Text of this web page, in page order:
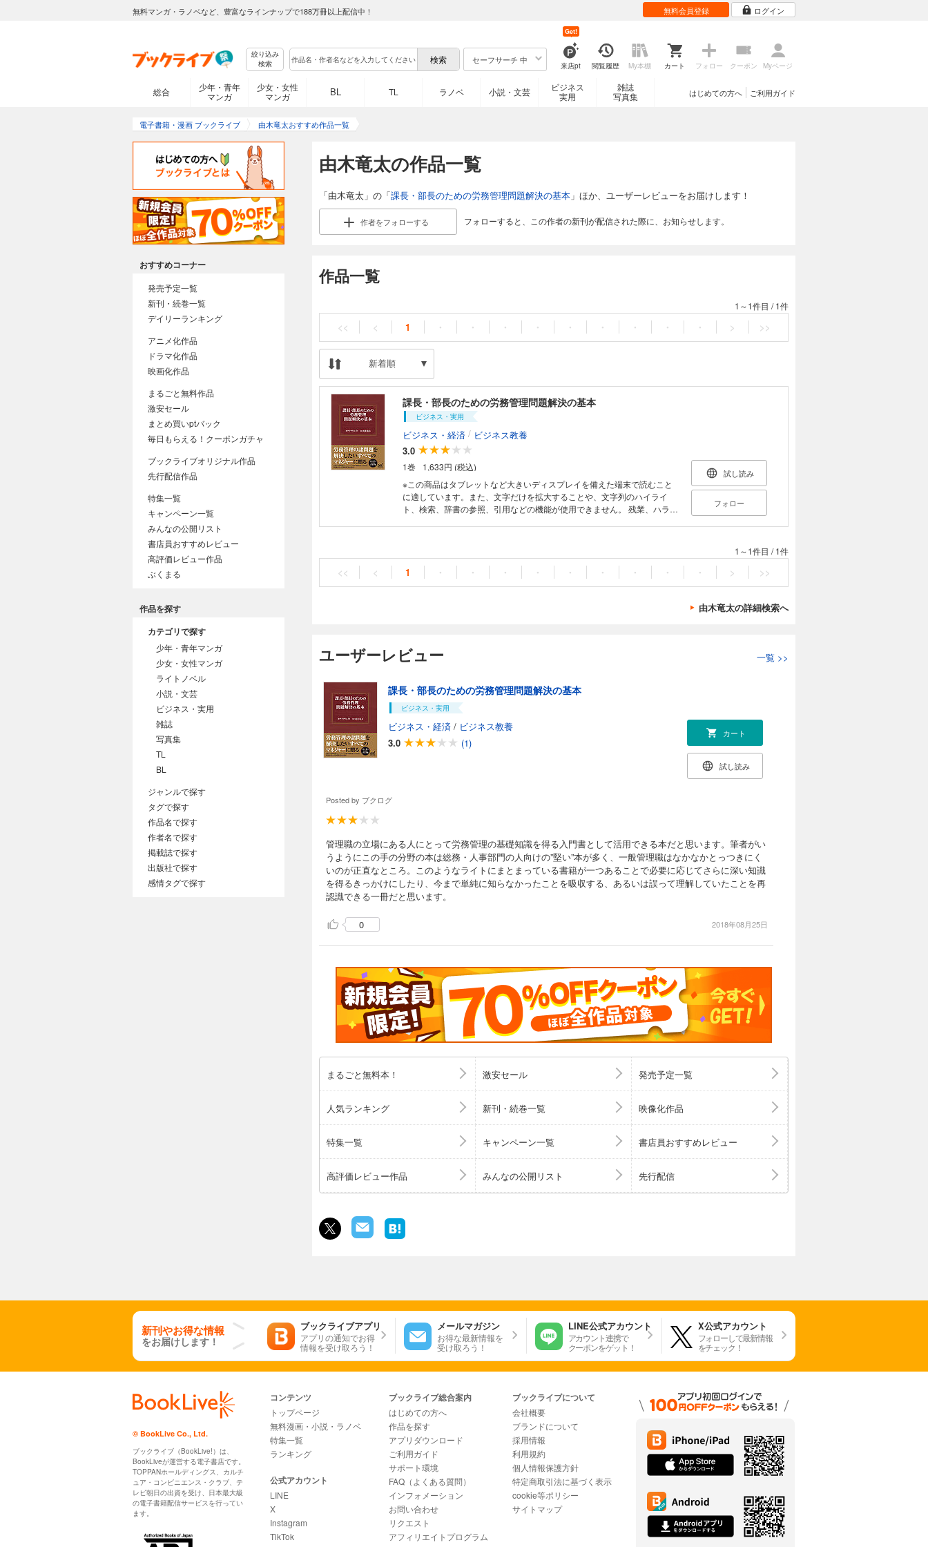
無料マンガ・ラノベなど、豊富なラインナップで188万冊以上配信中！ 無料会員登録 ログイン
絞り込み
検索
セーフサーチ 中
来店pt
Get!
閲覧履歴 My本棚 カート フォロー クーポン Myページ
総合
少年・青年
マンガ
少女・女性
マンガ
BL TL ラノベ 小説・文芸
ビジネス
実用
雑誌
写真集
ご利用ガイド
はじめての方へ
電子書籍・漫画 ブックライブ 由木竜太おすすめ作品一覧
由木竜太の作品一覧
「由木竜太」の「課長・部長のための労務管理問題解決の基本 」ほか、ユーザーレビューをお届けします！
作者をフォローする フォローすると、この作者の新刊が配信された際に、お知らせします。
作品一覧
1～1件目 /1件
<< < 1 ・ ・ ・ ・ ・ ・ ・ ・ ・ > >>
新着順
課長・部長のための労務管理問題解決の基本
ビジネス・実用
ビジネス・経済 / ビジネス教養
3.0
1巻
1,633円 (税込)
※この商品はタブレットなど大きいディスプレイを備えた端末で読むこと
に適しています。また、文字だけを拡大することや、文字列のハイライ
ト、検索、辞書の参照、引用などの機能が使用できません。 残業、ハラス
急速に高まっています。 そこで本書は、労働法を踏まえた労務管理の基本
的な考えから始まり、勤怠管理、ハラスメント対策といった労務管理全般
試し読み
フォロー
1～1件目 /1件
<< < 1 ・ ・ ・ ・ ・ ・ ・ ・ ・ > >>
由木竜太の詳細検索へ
ユーザーレビュー 一覧 >>
課長・部長のための労務管理問題解決の基本
ビジネス・実用
ビジネス・経済 / ビジネス教養
3.0
(1)
カート
試し読み
Posted by ブクログ
管理職の立場にある人にとって労務管理の基礎知識を得る入門書として活用できる本だと思います。筆者がい
うようにこの手の分野の本は総務・人事部門の人向けの”堅い”本が多く、一般管理職はなかなかとっつきにく
いのが正直なところ。このようなライトにまとまっている書籍が一つあることで必要に応じてさらに深い知識
を得るきっかけにしたり、今まで単純に知らなかったことを吸収する、あるいは誤って理解していたことを再
認識できる一冊だと思います。
0 2018年08月25日
まるごと無料本！ 激安セール 発売予定一覧
人気ランキング 新刊・続巻一覧 映像化作品
特集一覧 キャンペーン一覧 書店員おすすめレビュー
高評価レビュー作品 みんなの公開リスト 先行配信
おすすめコーナー
発売予定一覧
新刊・続巻一覧
デイリーランキング
アニメ化作品
ドラマ化作品
映画化作品
まるごと無料作品
激安セール
まとめ買いptバック
毎日もらえる！クーポンガチャ
ブックライブオリジナル作品
先行配信作品
特集一覧
キャンペーン一覧
みんなの公開リスト
書店員おすすめレビュー
高評価レビュー作品
ぶくまる
作品を探す
カテゴリで探す
少年・青年マンガ
少女・女性マンガ
ライトノベル
小説・文芸
ビジネス・実用
雑誌
写真集
TL
BL
ジャンルで探す
タグで探す
作品名で探す
作者名で探す
掲載誌で探す
出版社で探す
感情タグで探す
新刊やお得な情報
をお届けします！
ブックライブアプリ
アプリの通知でお得
情報を受け取ろう！
メールマガジン
お得な最新情報を
受け取ろう！
LINE公式アカウント
アカウント連携で
クーポンをゲット！
X公式アカウント
フォローして最新情報
をチェック！
© BookLive Co., Ltd.
ブックライブ（BookLive!）は、
BookLiveが運営する電子書店です。
TOPPANホールディングス、カルチ
ュア・コンビニエンス・クラブ、テ
レビ朝日の出資を受け、日本最大級
の電子書籍配信サービスを行ってい
ます。
コンテンツ
トップページ
無料漫画・小説・ラノベ
特集一覧
ランキング
公式アカウント
LINE
X
Instagram
TikTok
ブックライブ総合案内
はじめての方へ
作品を探す
アプリダウンロード
ご利用ガイド
サポート環境
FAQ（よくある質問）
インフォメーション
お問い合わせ
リクエスト
アフィリエイトプログラム
ブックライブについて
会社概要
ブランドについて
採用情報
利用規約
個人情報保護方針
特定商取引法に基づく表示
cookie等ポリシー
サイトマップ